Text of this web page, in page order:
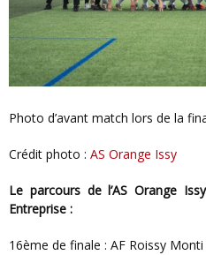
Photo d’avant match lors de la
Crédit photo : AS Orange Issy
Le parcours de l’AS Orange Issy en Coupe Nationale Football
Entreprise :
16ème de finale : AF Roissy